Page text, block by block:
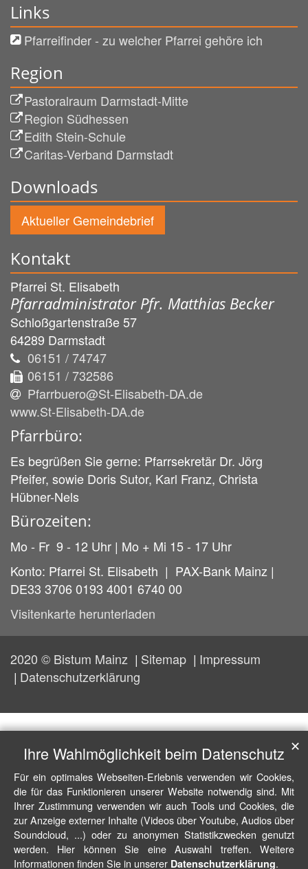
Links
Pfarreifinder - zu welcher Pfarrei gehöre ich
Region
Pastoralraum Darmstadt-Mitte
Region Südhessen
Edith Stein-Schule
Caritas-Verband Darmstadt
Downloads
Aktueller Gemeindebrief
Kontakt
Pfarrei St. Elisabeth
Pfarradministrator Pfr. Matthias Becker
Schloßgartenstraße 57
64289 Darmstadt
06151 / 74747
06151 / 732586
Pfarrbuero@St-Elisabeth-DA.de
www.St-Elisabeth-DA.de
Pfarrbüro:
Es begrüßen Sie gerne: Pfarrsekretär Dr. Jörg
Pfeifer, sowie Doris Sutor, Karl Franz, Christa
Hübner-Nels
Bürozeiten:
Mo - Fr 9 - 12 Uhr | Mo + Mi 15 - 17 Uhr
Konto: Pfarrei St. Elisabeth | PAX-Bank Mainz |
DE33 3706 0193 4001 6740 00
Visitenkarte herunterladen
2020 © Bistum Mainz Sitemap
Impressum
Datenschutzerklärung
Ihre Wahlmöglichkeit beim Datenschutz
Für ein optimales Webseiten-Erlebnis verwenden wir Cookies,
die für das Funktionieren unserer Website notwendig sind. Mit
Ihrer Zustimmung verwenden wir auch Tools und Cookies, die
zur Anzeige externer Inhalte (Videos über Youtube, Audios über
Soundcloud, ...) oder zu anonymen Statistikzwecken genutzt
werden. Hier können Sie eine Auswahl treffen. Weitere
Informationen finden Sie in unserer Datenschutzerklärung.
✕